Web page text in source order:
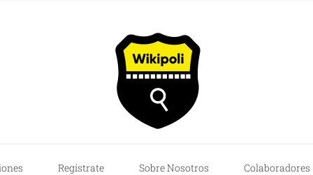
Regístrate Sobre Nosotros Colaboradores